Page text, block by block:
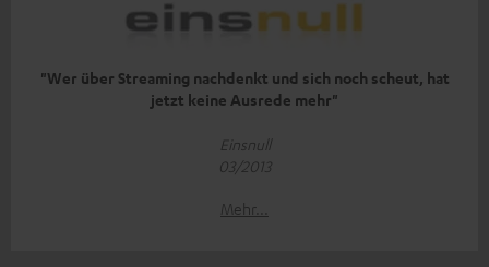
"Wer über Streaming nachdenkt und sich noch scheut, hat
jetzt keine Ausrede mehr"
Einsnull
03/2013
Mehr...